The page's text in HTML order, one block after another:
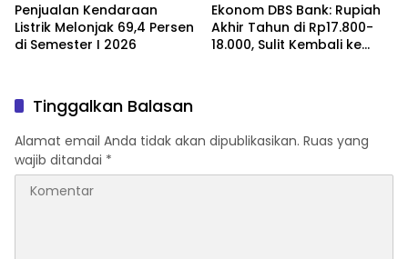
Penjualan Kendaraan
Listrik Melonjak 69,4 Persen
di Semester I 2026
Ekonom DBS Bank: Rupiah
Akhir Tahun di Rp17.800-
18.000, Sulit Kembali ke
Tinggalkan Balasan
Alamat email Anda tidak akan dipublikasikan. Ruas yang
wajib ditandai *